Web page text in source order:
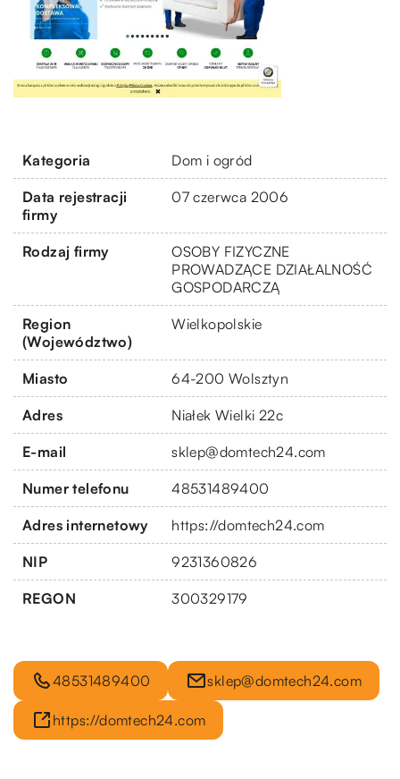
Kategoria Dom i ogród
Data rejestracji
firmy
07 czerwca 2006
Rodzaj firmy
OSOBY FIZYCZNE
PROWADZĄCE DZIAŁALNOŚĆ
GOSPODARCZĄ
Region
(Województwo)
Wielkopolskie
Miasto 64-200 Wolsztyn
Adres Niałek Wielki 22c
E-mail sklep@domtech24.com
Numer telefonu 48531489400
Adres internetowy https://domtech24.com
NIP 9231360826
REGON 300329179
48531489400 sklep@domtech24.com
https://domtech24.com